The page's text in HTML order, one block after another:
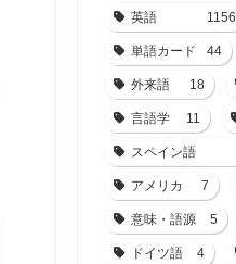
英語 1156
単語カード 44
外来語 18
言語学 11
スペイン語
アメリカ 7
意味・語源 5
ドイツ語 4